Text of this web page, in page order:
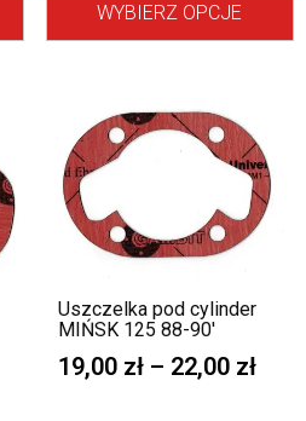
WYBIERZ OPCJE
Uszczelka pod cylinder
MIŃSK 125 88-90′
19,00 zł – 22,00 zł